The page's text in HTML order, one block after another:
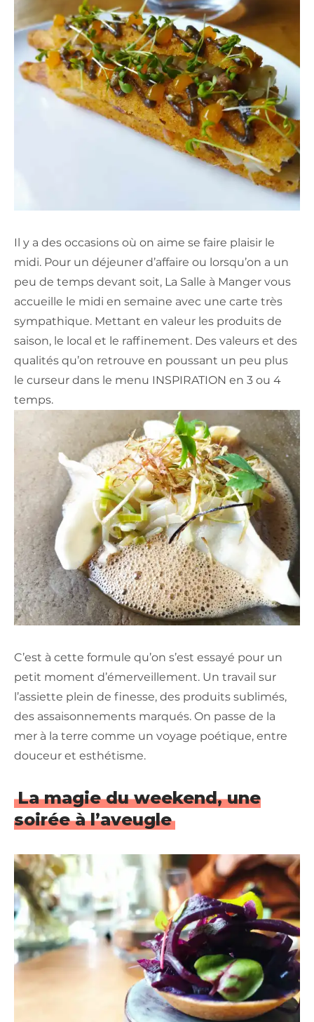
Il y a des occasions où on aime se faire plaisir le
midi. Pour un déjeuner d’affaire ou lorsqu’on a un
peu de temps devant soit, La Salle à Manger vous
accueille le midi en semaine avec une carte très
sympathique. Mettant en valeur les produits de
saison, le local et le raffinement. Des valeurs et des
qualités qu’on retrouve en poussant un peu plus
le curseur dans le menu INSPIRATION en 3 ou 4
temps.
C’est à cette formule qu’on s’est essayé pour un
petit moment d’émerveillement. Un travail sur
l’assiette plein de finesse, des produits sublimés,
des assaisonnements marqués. On passe de la
mer à la terre comme un voyage poétique, entre
douceur et esthétisme.
La magie du weekend, une
soirée à l’aveugle